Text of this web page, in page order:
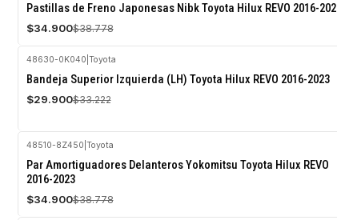
-10%
OFF
Pastillas de Freno Japonesas Nibk Toyota Hilux REVO 2016-
$34.900$38.778
-10%
OFF
48630-0K040 Toyota
Bandeja Superior Izquierda (LH) Toyota Hilux REVO 2016-2023
$29.900$33.222
-10%
OFF
48510-8Z450 Toyota
Par Amortiguadores Delanteros Yokomitsu Toyota Hilux REVO
2016-2023
$34.900$38.778